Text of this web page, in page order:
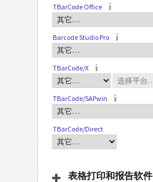
TBarCode Office
Barcode Studio Pro
TBarCode/X
TBarCode/SAPwin
TBarCode/Direct
表格打印和报告软件